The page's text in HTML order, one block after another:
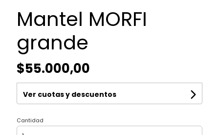
Mantel MORFI
grande
$55.000,00
Ver cuotas y descuentos
Cantidad